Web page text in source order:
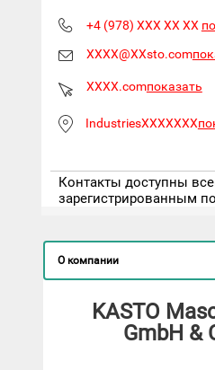
+4 (978) XXX XX XX
XXXX@XXsto.com
XXXX.comпоказать
IndustriesXXXXXXX
Контакты доступны
зарегистрированным
О компании
KASTO
GmbH &